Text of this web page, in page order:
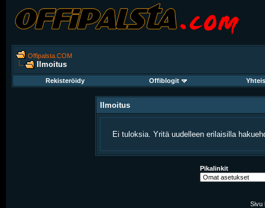
Offipalsta.COM
Ilmoitus
Rekisteröidy Offiblogit
Ilmoitus
Ei tuloksia. Yritä uudelleen erilaisilla
Pikalinkit
Sivu